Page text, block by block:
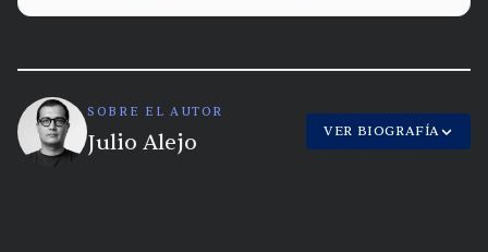
SOBRE EL AUTOR
Julio Alejo VER BIOGRAFÍA